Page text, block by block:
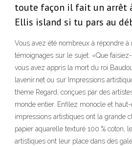
toute façon il fait un arrêt
Ellis island si tu pars au
Vous avez été nombreux à répondre à
témoignages sur le sujet: «Que
vous avez appris la mort du roi
lavenir.net ou sur Impressions
thème Regard, conçues par des
monde entier. Enfilez monocle et
impressions artistiques ont la grande
papier aquarelle texturé 100 % coton,
artistiques ont leur place dans des